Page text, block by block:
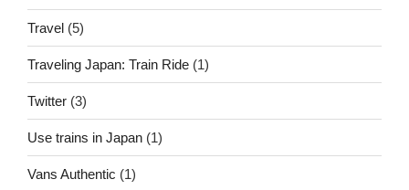
Travel (5)
Traveling Japan: Train Ride (1)
Twitter (3)
Use trains in Japan (1)
Vans Authentic (1)